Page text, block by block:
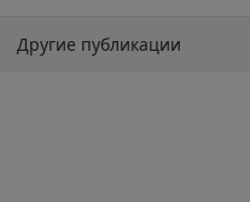
Другие публикации